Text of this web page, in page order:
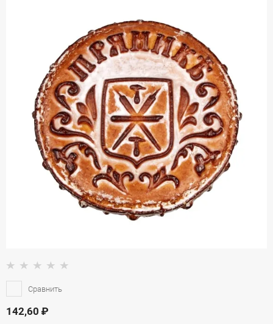
Сравнить
142,60